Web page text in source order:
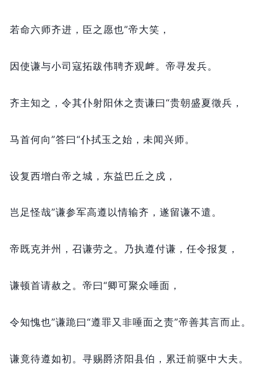
若命六师齐进， 臣之愿也”帝大笑，
因使谦与小司寇拓跋伟聘齐观衅。 帝寻发兵。
齐主知之， 令其仆射阳休之责谦曰“贵朝盛夏徵兵，
马首何向”答曰“仆拭玉之始， 未闻兴师。
设复西增白帝之城， 东益巴丘之戍，
岂足怪哉”谦参军高遵以情输齐， 遂留谦不遣。
帝既克并州， 召谦劳之。 乃执遵付谦， 任令报复，
谦顿首请赦之。 帝曰“卿可聚众唾面，
令知愧也”谦跪曰“遵罪又非唾面之责”帝善其言而止。
谦竟待遵如初。 寻赐爵济阳县伯， 累迁前驱中大夫。